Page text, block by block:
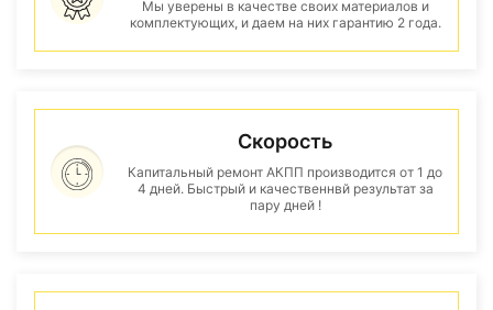
Мы уверены в качестве своих материалов и
комплектующих, и даем на них гарантию 2 года.
Скорость
Капитальный ремонт АКПП производится от 1 до
4 дней. Быстрый и качественнвй результат за
пару дней !